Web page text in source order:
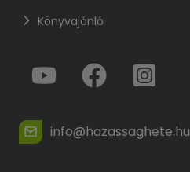
Könyvajánló
info@hazassaghete.hu